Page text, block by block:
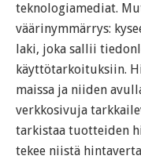
teknologiamediat.
väärinymmärrys:
laki, joka sallii
käyttötarkoituksiin.
maissa ja niiden
verkkosivuja
tarkistaa tuotteiden
tekee niistä